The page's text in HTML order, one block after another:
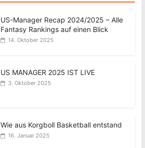
US-Manager Recap 2024/2025 – Alle
Fantasy Rankings auf einen Blick
14. Oktober 2025
US MANAGER 2025 IST LIVE
3. Oktober 2025
Wie aus Korgboll Basketball entstand
16. Januar 2025